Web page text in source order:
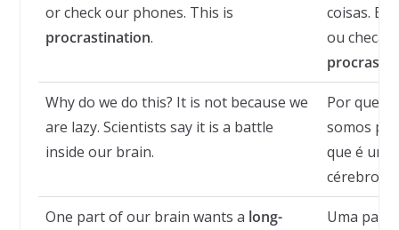
or check our phones. This is
procrastination.
coisas.
ou
Why do we do this? It is not because we
are lazy. Scientists say it is a battle
inside our brain.
Por que
somos
que é
cérebro.
One part of our brain wants a long-
Uma